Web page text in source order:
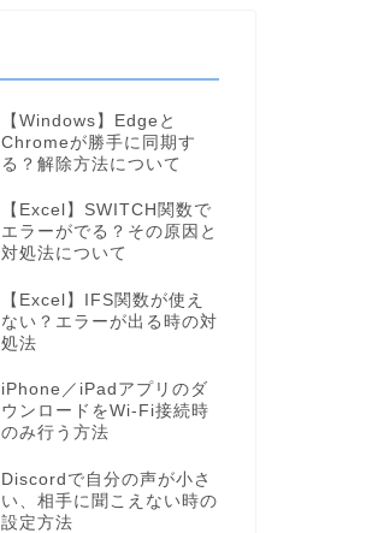
【Windows】Edgeと
Chromeが勝手に同期す
る？解除方法について
【Excel】SWITCH関数で
エラーがでる？その原因と
対処法について
【Excel】IFS関数が使え
ない？エラーが出る時の対
処法
iPhone／iPadアプリのダ
ウンロードをWi-Fi接続時
のみ行う方法
Discordで自分の声が小さ
い、相手に聞こえない時の
設定方法